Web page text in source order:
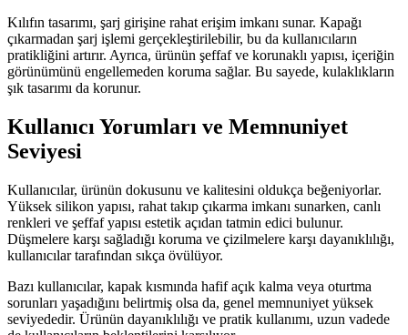
Kılıfın tasarımı, şarj girişine rahat erişim imkanı sunar. Kapağı
çıkarmadan şarj işlemi gerçekleştirilebilir, bu da kullanıcıların
pratikliğini artırır. Ayrıca, ürünün şeffaf ve korunaklı yapısı, içeriğin
görünümünü engellemeden koruma sağlar. Bu sayede, kulaklıkların
şık tasarımı da korunur.
Kullanıcı Yorumları ve Memnuniyet
Seviyesi
Kullanıcılar, ürünün dokusunu ve kalitesini oldukça beğeniyorlar.
Yüksek silikon yapısı, rahat takıp çıkarma imkanı sunarken, canlı
renkleri ve şeffaf yapısı estetik açıdan tatmin edici bulunur.
Düşmelere karşı sağladığı koruma ve çizilmelere karşı dayanıklılığı,
kullanıcılar tarafından sıkça övülüyor.
Bazı kullanıcılar, kapak kısmında hafif açık kalma veya oturtma
sorunları yaşadığını belirtmiş olsa da, genel memnuniyet yüksek
seviyededir. Ürünün dayanıklılığı ve pratik kullanımı, uzun vadede